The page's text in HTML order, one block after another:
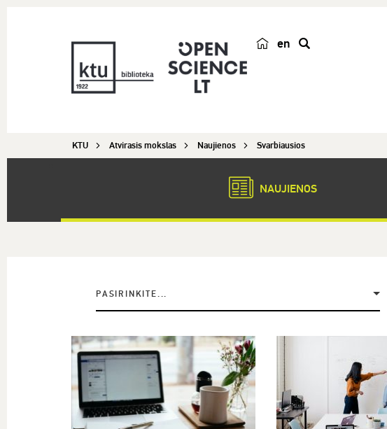
en
k
KTU Atvirasis mokslas Naujienos Svarbiausios
NAUJIENOS
PASIRINKITE...